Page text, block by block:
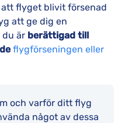
flyget blivit försenad
att ge dig en
är berättigad till
flygförseningen eller
och varför ditt flyg
något av dessa